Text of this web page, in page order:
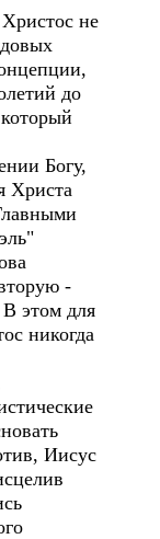
не
до
Богу,
Христа
-
этом для
никогда
Иисус